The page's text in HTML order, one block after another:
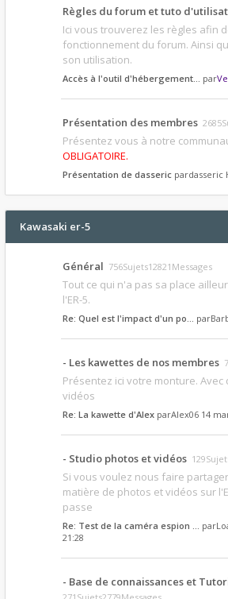
Règles du forum et tuto
Ici vous trouverez les règles afin
fonctionnement du forum. Ainsi
son utilisation.
Accès à l'outil d'hébergement… par
Présentation des membres
Présentez vous à notre
OBLIGATOIRE.
Présentation de dasseric pardasseric
Kawasaki er-5
Général 756Sujets12821Messages
Tout ce qui n'a pas sa place
l'ER-5.
Re: Quel est l'impact d'un po… par
- Les kawettes de nos membres
Présentez ici votre monture.
vidéos
Re: La kawette d'Alex parAlex06 14
- Studio photos et vidéos
Si vous voulez nous faire
matière de photos et vidéos sur
passe
Re: Test de la caméra espion … par
21:28
- Base de connaissances et